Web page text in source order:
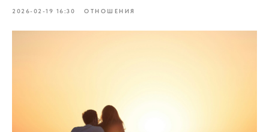
2026-02-19 16:30 ОТНОШЕНИЯ